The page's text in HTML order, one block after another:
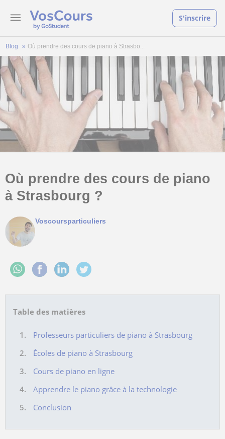
S'inscrire
Blog Où prendre des cours de piano à Strasbo...
Où prendre des cours de piano
à Strasbourg ?
Voscoursparticuliers
Table des matières
Professeurs particuliers de piano à Strasbourg
Écoles de piano à Strasbourg
Cours de piano en ligne
Apprendre le piano grâce à la technologie
Conclusion